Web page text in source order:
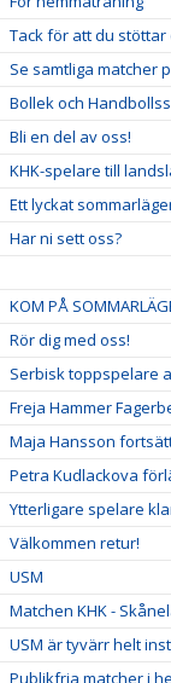
Tack för att du stöttar
Se samtliga matcher
Bollek och
Bli en del av oss!
KHK-spelare till
Ett lyckat
Har ni sett oss?
KOM PÅ
Rör dig med oss!
Serbisk toppspelare
Freja Hammer
Maja Hansson
Petra Kudlackova
Ytterligare spelare
Välkommen retur!
USM
Matchen KHK -
USM är tyvärr helt
Publikfria matcher i